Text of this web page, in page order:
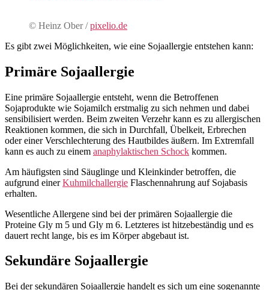
© Heinz Ober /pixelio.de
Es gibt zwei Möglichkeiten, wie eine Sojaallergie entstehen kann:
Primäre Sojaallergie
Eine primäre Sojaallergie entsteht, wenn die Betroffenen
Sojaprodukte wie Sojamilch erstmalig zu sich nehmen und dabei
sensibilisiert werden. Beim zweiten Verzehr kann es zu allergischen
Reaktionen kommen, die sich in Durchfall, Übelkeit, Erbrechen
oder einer Verschlechterung des Hautbildes äußern. Im Extremfall
kann es auch zu einem anaphylaktischen Schock kommen.
Am häufigsten sind Säuglinge und Kleinkinder betroffen, die
aufgrund einerKuhmilchallergie Flaschennahrung auf Sojabasis
erhalten.
Wesentliche Allergene sind bei der primären Sojaallergie die
Proteine Gly m 5 und Gly m 6. Letzteres ist hitzebeständig und es
dauert recht lange, bis es im Körper abgebaut ist.
Sekundäre Sojaallergie
Bei der sekundären Sojaallergie handelt es sich um eine sogenannte